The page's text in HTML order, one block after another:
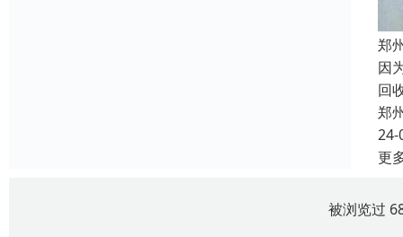
郑
因
回
郑
24-
更
被浏览过